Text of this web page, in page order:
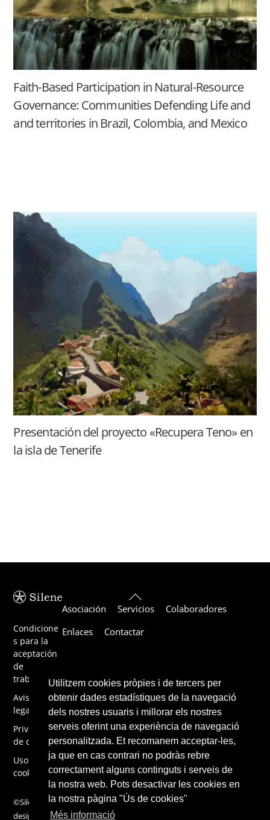
Utilitzem cookies pròpies i de tercers per
obtenir dades estadístiques de la navegació
dels nostres usuaris i millorar els nostres
serveis oferint una experiència de navegació
personalitzada. Et recomanem acceptar-les,
ja que en cas contrari no podràs rebre
correctament alguns continguts i serveis de
la nostra web. Pots desactivar les cookies en
la nostra pàgina "Ús de cookies"
Més informació
Faith-Based Participation in Natural-Resource
Governance: Communities Defending Life and
and territories in Brazil, Colombia, and Mexico
Presentación del proyecto «Recupera Teno» en
la isla de Tenerife
Back
To
Top
Condicione
s para la
aceptación
de
trabajos
Aviso
legal
Privacidad
de datos
Uso de
cookies
©Silene 2019,
design by
Asociación Servicios
Colaboradores
Enlaces
Contactar